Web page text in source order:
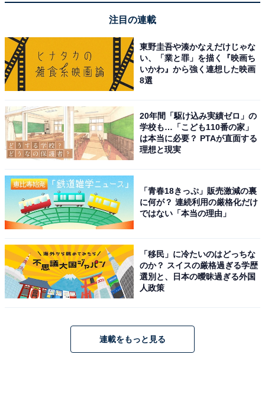
注目の連載
東野圭吾や湊かなえだけじゃな
い、「業と罪」を描く『映画ち
いかわ』から強く連想した映画
8選
20年間「駆け込み実績ゼロ」の
学校も…「こども110番の家」
は本当に必要？ PTAが直面する
理想と現実
「青春18きっぷ」販売激減の裏
に何が？ 連続利用の厳格化だけ
ではない「本当の理由」
「移民」に冷たいのはどっちな
のか？ スイスの厳格過ぎる学歴
選別と、日本の曖昧過ぎる外国
人政策
連載をもっと見る